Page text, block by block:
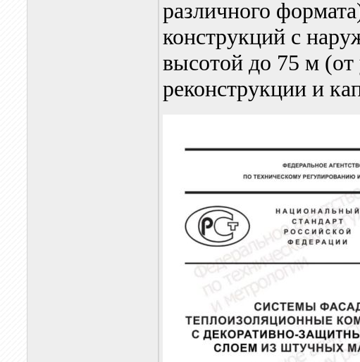
различного
конструкций с
высотой до 75 м (от
реконструкции и